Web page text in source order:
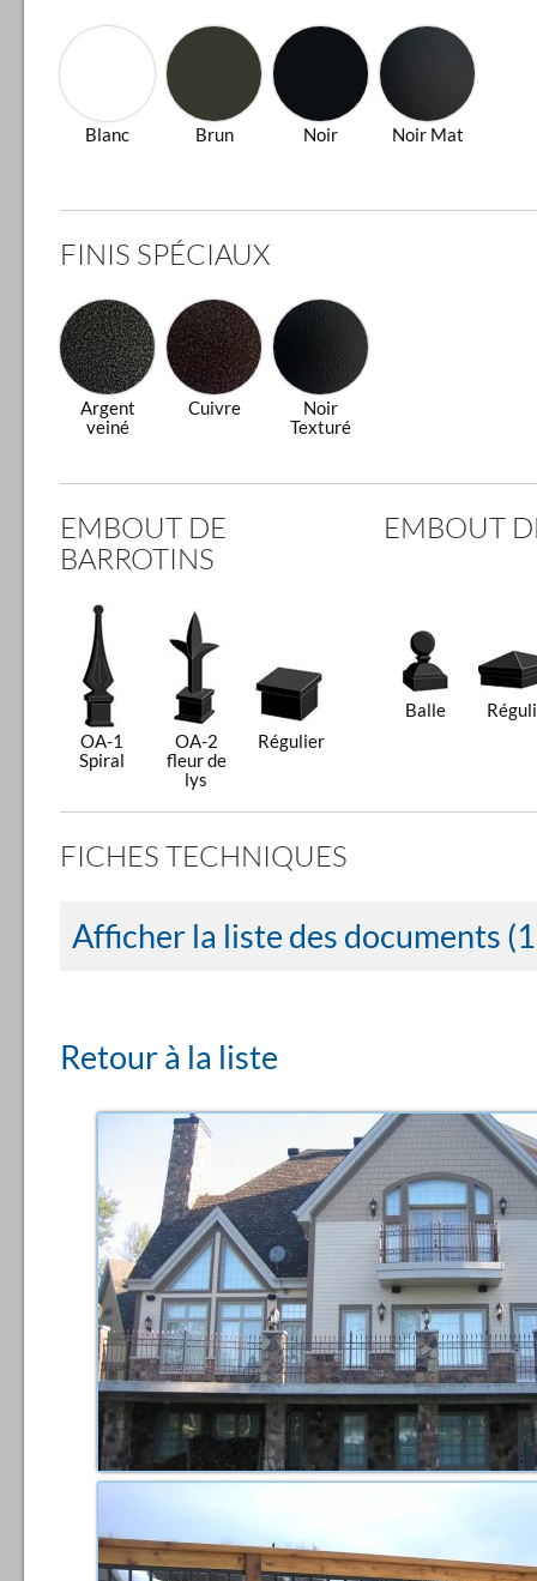
Blanc Brun Noir Noir Mat
FINIS SPÉCIAUX
Argent
veiné
Cuivre
Noir
Texturé
EMBOUT DE
BARROTINS
OA-1
Spiral
OA-2
fleur de
lys
Régulier
EMBOUT
Balle
FICHES TECHNIQUES
Afficher la liste des documents
Retour à la liste